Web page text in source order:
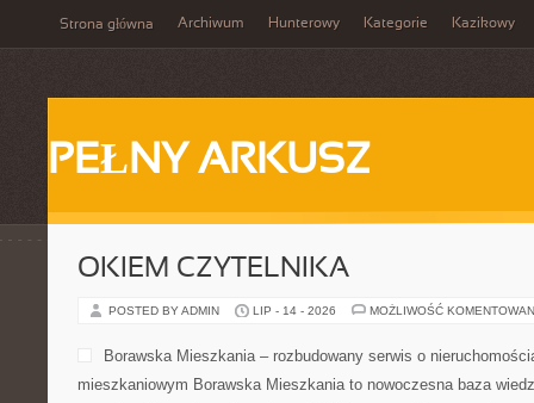
Strona główna Archiwum Hunterowy Kategorie Kazikowy
PEŁNY ARKUSZ
OKIEM CZYTELNIKA
POSTED BY ADMIN LIP - 14 - 2026 MOŻLIWOŚĆ
Borawska Mieszkania – rozbudowany serwis o
mieszkaniowym Borawska Mieszkania to nowoczesna baza